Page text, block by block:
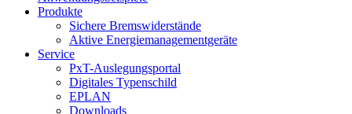
Produkte
Sichere Bremswiderstände
Aktive Energiemanagementgeräte
Service
PxT-Auslegungsportal
Digitales Typenschild
EPLAN
Downloads